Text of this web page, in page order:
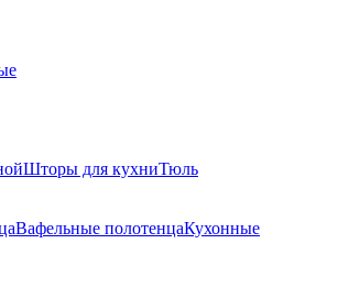
Шторы для кухниТюль
Вафельные полотенцаКухонные